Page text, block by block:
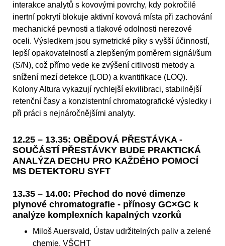
interakce analytů s kovovými povrchy, kdy pokročilé
inertní pokrytí blokuje aktivní kovová místa při zachování
mechanické pevnosti a tlakové odolnosti nerezové
oceli. Výsledkem jsou symetrické píky s vyšší účinností,
lepší opakovatelností a zlepšeným poměrem signál/šum
(S/N), což přímo vede ke zvýšení citlivosti metody a
snížení mezí detekce (LOD) a kvantifikace (LOQ).
Kolony Altura vykazují rychlejší ekvilibraci, stabilnější
retenční časy a konzistentní chromatografické výsledky i
při práci s nejnáročnějšími analyty.
12.25 – 13.35: OBĚDOVÁ PŘESTÁVKA -
SOUČÁSTÍ PŘESTÁVKY BUDE PRAKTICKÁ
ANALÝZA DECHU PRO KAŽDÉHO POMOCÍ
MS DETEKTORU SYFT
13.35 – 14.00: Přechod do nové dimenze
plynové chromatografie - přínosy GC×GC k
analýze komplexních kapalných vzorků
Miloš Auersvald, Ústav udržitelných paliv a zelené
chemie, VŠCHT